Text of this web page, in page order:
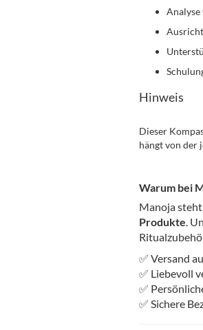
Hinweis
Dieser
hängt von der
Warum bei
Manoja
Produkte.
✅ Versand
✅ Liebevoll
✅
✅ Sichere